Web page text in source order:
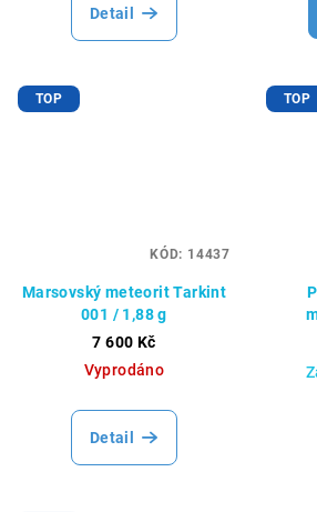
Detail
TOP
Marsovský meteorit Tarkint
001 / 1,88 g
7 600 Kč
Vyprodáno
Detail
KÓD: 14437
TOP